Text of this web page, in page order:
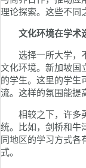
理论探索。这些不同
文化环境在学术
选择一所大学，不
文化环境。新加坡国
的学生。这里的学生
流。这样的氛围能提
相较之下，许多英
统。比如，剑桥和牛
同地区的学习方式各
式。